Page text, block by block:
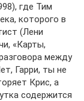
где Тим
которого в
(Лени
«Карты,
между
Гарри, ты не
Крис, а
содержится